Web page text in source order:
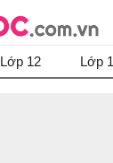
Lớp 12 Lớp